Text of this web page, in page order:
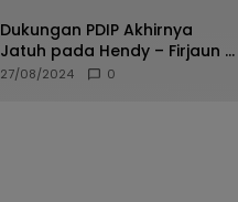
Oknum Polisi
Dukungan PDIP Akhirnya
Jatuh pada Hendy – Firjaun di
Pilkada Jember 2024
27/08/2024 0